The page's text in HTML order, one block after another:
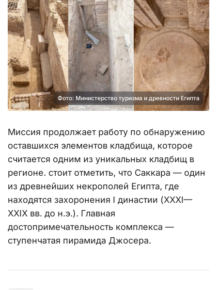
Фото: Министерство туризма и древности Египта
Миссия продолжает работу по обнаружению
оставшихся элементов кладбища, которое
считается одним из уникальных кладбищ в
регионе. стоит отметить, что Саккара — один
из древнейших некрополей Египта, где
находятся захоронения I династии (XXXI—
XXIX вв. до н.э.). Главная
достопримечательность комплекса —
ступенчатая пирамида Джосера.